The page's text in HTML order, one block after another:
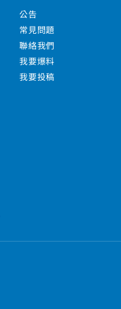
公告
常見問題
聯絡我們
我要爆料
我要投稿